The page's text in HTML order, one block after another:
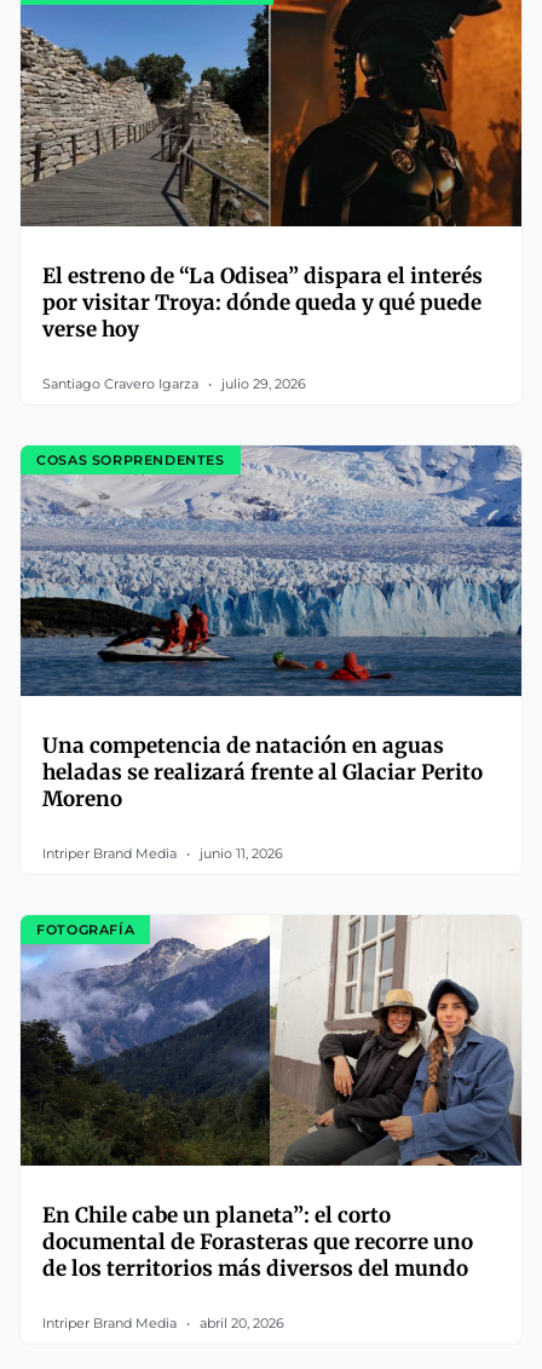
El estreno de “La Odisea” dispara el interés
por visitar Troya: dónde queda y qué puede
verse hoy
Santiago Cravero Igarza julio 29, 2026
COSAS SORPRENDENTES
Una competencia de natación en aguas
heladas se realizará frente al Glaciar Perito
Moreno
Intriper Brand Media junio 11, 2026
FOTOGRAFÍA
En Chile cabe un planeta”: el corto
documental de Forasteras que recorre uno
de los territorios más diversos del mundo
Intriper Brand Media abril 20, 2026